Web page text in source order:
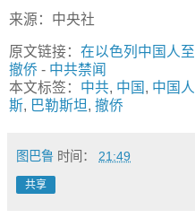
来源：中央社
原文链接： 在以色列中国人
撤侨 - 中共禁闻
本文标签： 中共, 中国 , 中国人
斯, 巴勒斯坦, 撤侨
图巴鲁 时间： 21:49
共享